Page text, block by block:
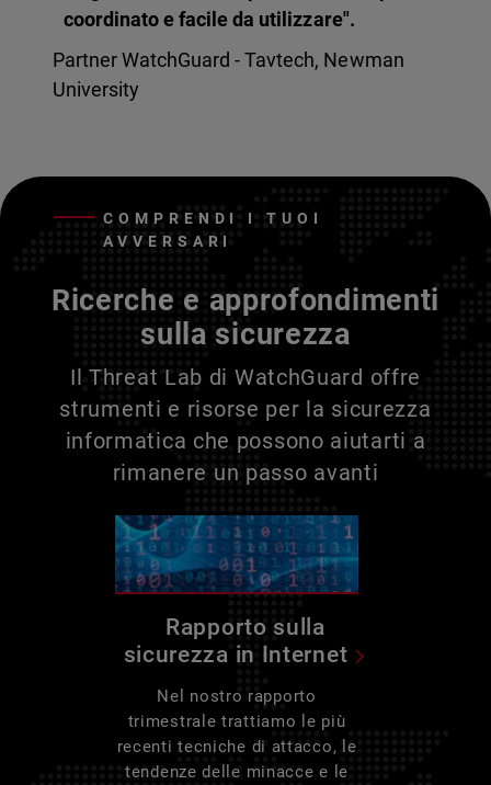
coordinato e facile da utilizzare".
Partner WatchGuard - Tavtech, Newman
University
COMPRENDI I TUOI
AVVERSARI
Ricerche e approfondimenti
sulla sicurezza
Il Threat Lab di WatchGuard offre
strumenti e risorse per la sicurezza
informatica che possono aiutarti a
rimanere un passo avanti
Rapporto sulla
sicurezza in Internet
Nel nostro rapporto
trimestrale trattiamo le più
recenti tecniche di attacco, le
tendenze delle minacce e le